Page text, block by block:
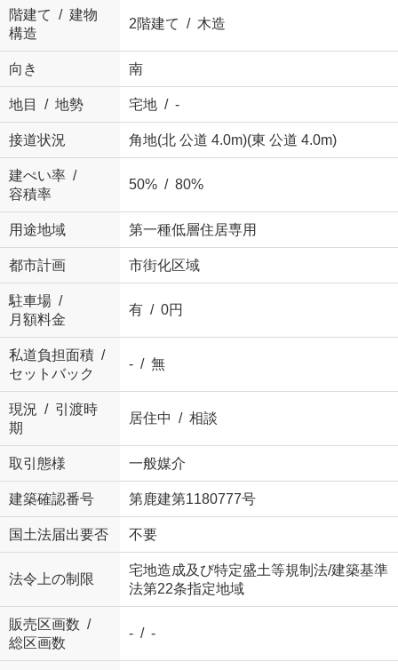
階建て / 建物
構造
2階建て / 木造
向き 南
地目 / 地勢 宅地 / -
接道状況 角地(北 公道 4.0m)(東 公道 4.0m)
建ぺい率 /
容積率
50% / 80%
用途地域 第一種低層住居専用
都市計画 市街化区域
駐車場 /
月額料金
有 / 0円
私道負担面積 /
セットバック
- / 無
現況 / 引渡時
期
居住中 / 相談
取引態様 一般媒介
建築確認番号 第鹿建第1180777号
国土法届出要否 不要
法令上の制限
宅地造成及び特定盛土等規制法/建築基準
法第22条指定地域
販売区画数 /
総区画数
- / -